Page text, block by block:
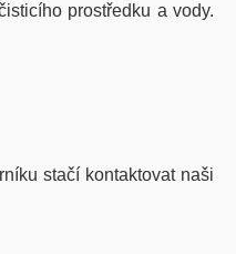
prostředku a vody.
stačí kontaktovat naši